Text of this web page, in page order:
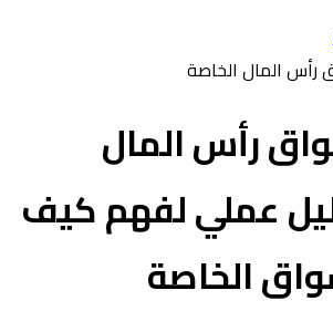
رأس المال الخاصة
رأس المال
عملي لفهم كيف
الخاصة